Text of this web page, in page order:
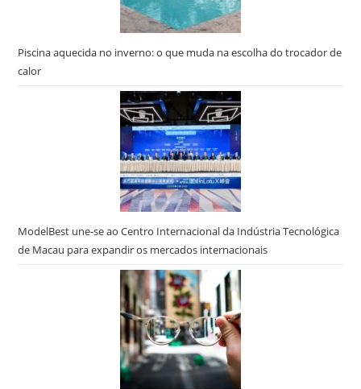
Piscina aquecida no inverno: o que muda na escolha do trocador de
calor
ModelBest une-se ao Centro Internacional da Indústria Tecnológica
de Macau para expandir os mercados internacionais